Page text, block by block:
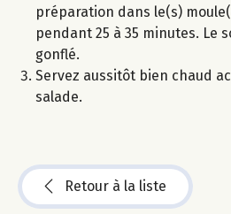
préparation dans le(s)
pendant 25 à 35 minutes. Le
gonflé.
Servez aussitôt bien chaud
salade.
Retour à la liste